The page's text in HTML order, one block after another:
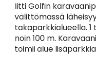
Iitti Golfin
välittömässä
takaparkkialueella. 1
noin 100 m.
toimii alue